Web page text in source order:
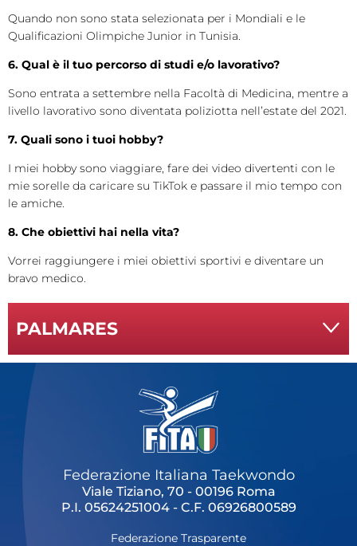
Quando non sono stata selezionata per i Mondiali e le
Qualificazioni Olimpiche Junior in Tunisia.
6. Qual è il tuo percorso di studi e/o lavorativo?
Sono entrata a settembre nella Facoltà di Medicina, mentre a
livello lavorativo sono diventata poliziotta nell’estate del 2021.
7. Quali sono i tuoi hobby?
I miei hobby sono viaggiare, fare dei video divertenti con le
mie sorelle da caricare su TikTok e passare il mio tempo con
le amiche.
8. Che obiettivi hai nella vita?
Vorrei raggiungere i miei obiettivi sportivi e diventare un
bravo medico.
PALMARES
Federazione Italiana Taekwondo
Viale Tiziano, 70 - 00196 Roma
P.I. 05624251004 - C.F. 06926800589
Federazione Trasparente